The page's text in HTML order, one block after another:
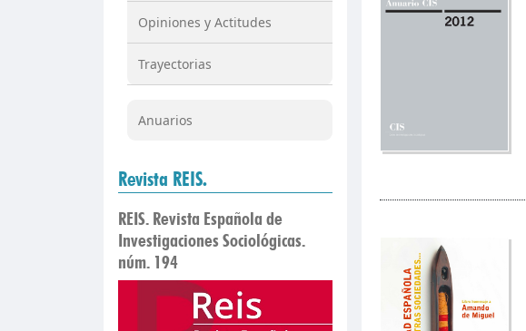
Opiniones y Actitudes
Trayectorias
Anuarios
Revista REIS.
REIS. Revista Española de
Investigaciones Sociológicas.
núm. 194